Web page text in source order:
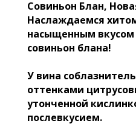
Совиньон Блан,
Наслаждаемся
насыщенным вкусом
совиньон блана!
У вина
оттенками
утонченной
послевкусием.